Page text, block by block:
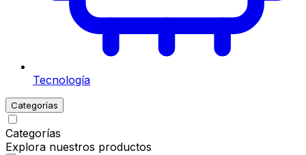
Tecnología
Categorías
Categorías
Explora nuestros productos